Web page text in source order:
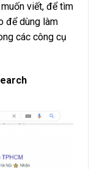
viết, để tìm
để dùng làm
các công cụ